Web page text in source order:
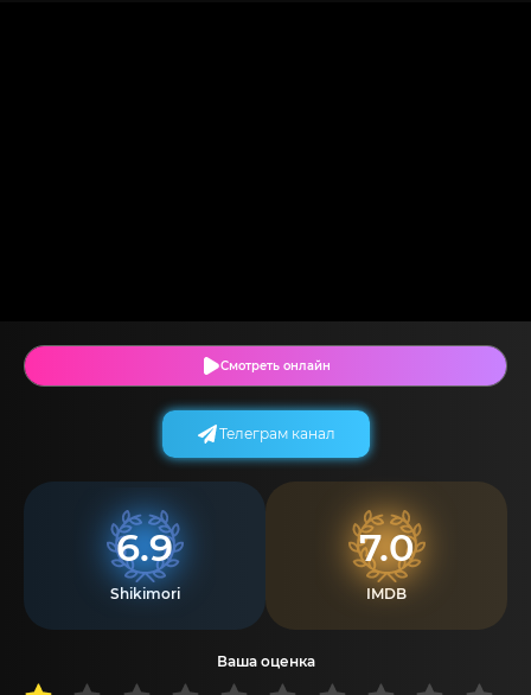
Смотреть онлайн
6.9
Shikimori
7.0
IMDB
Ваша оценка
Телеграм канал